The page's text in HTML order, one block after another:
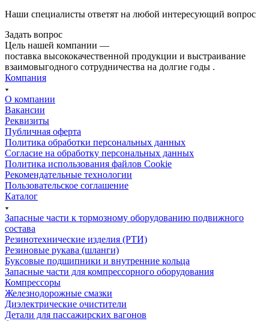
Наши специалисты ответят на любой интересующий вопрос
Задать вопрос
Цель нашей компании —
поставка высококачественной продукции и выстраивание
взаимовыгодного сотрудничества на долгие годы .
Компания
О компании
Вакансии
Реквизиты
Публичная оферта
Политика обработки персональных данных
Cогласие на обработку персональных данных
Политика использования файлов Cookie
Рекомендательные технологии
Пользовательское соглашение
Каталог
Запасные части к тормозному оборудованию подвижного
состава
Резинотехнические изделия (РТИ)
Резиновые рукава (шланги)
Буксовые подшипники и внутренние кольца
Запасные части для компрессорного оборудования
Компрессоры
Железнодорожные смазки
Диэлектрические очистители
Детали для пассажирских вагонов